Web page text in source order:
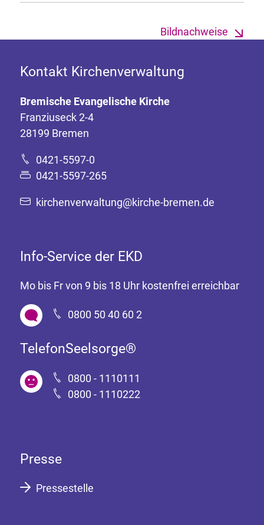
Bildnachweise
Kontakt Kirchenverwaltung
Bremische Evangelische Kirche
Franziuseck 2-4
28199 Bremen
0421-5597-0
0421-5597-265
kirchenverwaltung@kirche-bremen.de
Info-Service der EKD
Mo bis Fr von 9 bis 18 Uhr kostenfrei erreichbar
0800 50 40 60 2
TelefonSeelsorge®
0800 - 1110111
0800 - 1110222
Presse
Pressestelle